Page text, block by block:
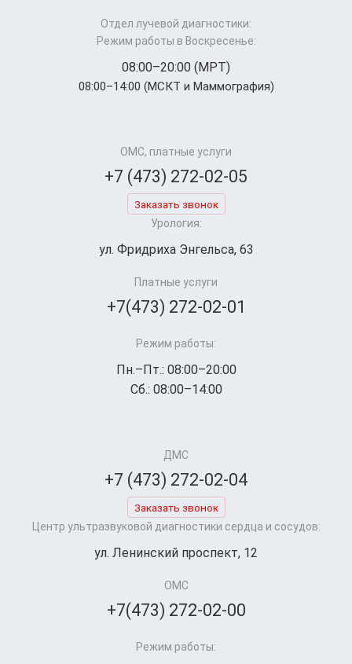
Отдел лучевой диагностики:
Режим работы в Воскресенье:
08:00–20:00 (МРТ)
08:00–14:00 (МСКТ и Маммография)
ОМС, платные услуги
+7 (473) 272-02-05
Заказать звонок
Урология:
ул. Фридриха Энгельса, 63
Платные услуги
+7(473) 272-02-01
Режим работы:
Пн.–Пт.: 08:00–20:00
Сб.: 08:00–14:00
ДМС
+7 (473) 272-02-04
Заказать звонок
Центр ультразвуковой диагностики сердца и сосудов:
ул. Ленинский проспект, 12
ОМС
+7(473) 272-02-00
Режим работы: